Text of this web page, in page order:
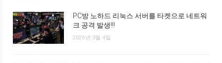
PC방 노하드 리눅스 서버를 타켓으로 네트워
크 공격 발생!!!
2026년 3월 4일